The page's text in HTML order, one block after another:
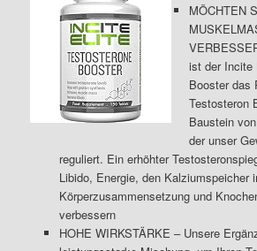
MÖCHTEN
ist der Incite
Booster das
Testosteron
Baustein
der unser
reguliert. Ein erhöhter
Libido, Energie, den Kalziumspeicher
Körperzusammensetzung und
verbessern
HOHE WIRKSTÄRKE – Unsere